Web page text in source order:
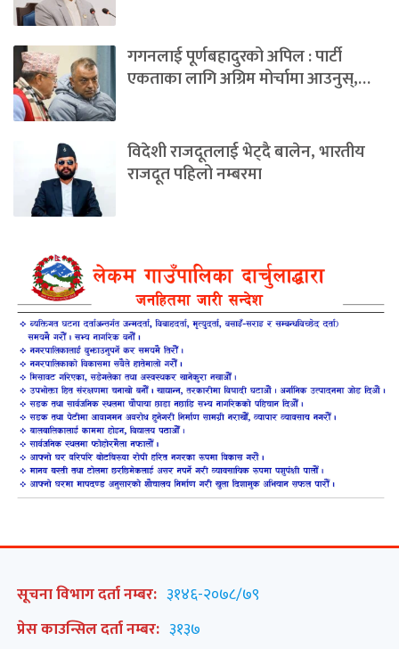
गगनलाई पूर्णबहादुरको अपिल : पार्टी
एकताका लागि अग्रिम मोर्चामा आउनुस्,…
विदेशी राजदूतलाई भेट्दै बालेन, भारतीय
राजदूत पहिलो नम्बरमा
सूचना विभाग दर्ता नम्बर: ३१४६-२०७८/७९
प्रेस काउन्सिल दर्ता नम्बर: ३१३७